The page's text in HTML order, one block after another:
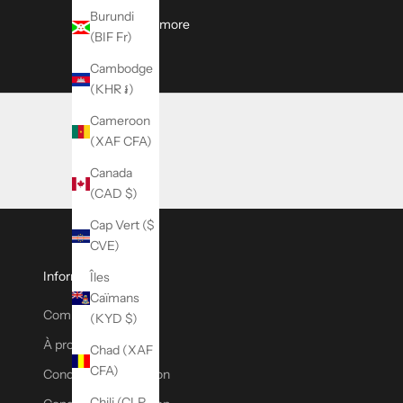
Burundi
(BIF Fr)
Cambodge
(KHR ៛)
Cameroon
(XAF CFA)
Canada
(CAD $)
Cap Vert ($
CVE)
Îles
Caïmans
(KYD $)
Chad (XAF
CFA)
Read moreAbout Rambler Backpack // Pikey
n
Informations
Compte
À propos de MW
Conditions d'utilisation